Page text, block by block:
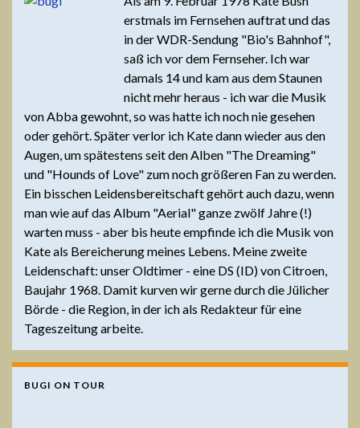
erstmals im Fernsehen auftrat und das
in der WDR-Sendung "Bio's Bahnhof",
saß ich vor dem Fernseher. Ich war
damals 14 und kam aus dem Staunen
nicht mehr heraus - ich war die Musik
von Abba gewohnt, so was hatte ich noch nie gesehen
oder gehört. Später verlor ich Kate dann wieder aus den
Augen, um spätestens seit den Alben "The Dreaming"
und "Hounds of Love" zum noch größeren Fan zu werden.
Ein bisschen Leidensbereitschaft gehört auch dazu, wenn
man wie auf das Album "Aerial" ganze zwölf Jahre (!)
warten muss - aber bis heute empfinde ich die Musik von
Kate als Bereicherung meines Lebens. Meine zweite
Leidenschaft: unser Oldtimer - eine DS (ID) von Citroen,
Baujahr 1968. Damit kurven wir gerne durch die Jülicher
Börde - die Region, in der ich als Redakteur für eine
Tageszeitung arbeite.
BUGI ON TOUR